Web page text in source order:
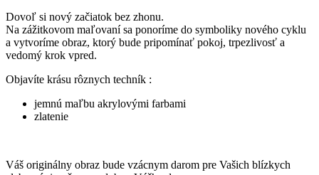
Dovoľ si nový začiatok bez zhonu.
Na zážitkovom maľovaní sa ponoríme do symboliky nového cyklu
a vytvoríme obraz, ktorý bude pripomínať pokoj, trpezlivosť a
vedomý krok vpred.
Objavíte krásu rôznych techník :
jemnú maľbu akrylovými farbami
zlatenie
Váš originálny obraz bude vzácnym darom pre Vašich blízkych